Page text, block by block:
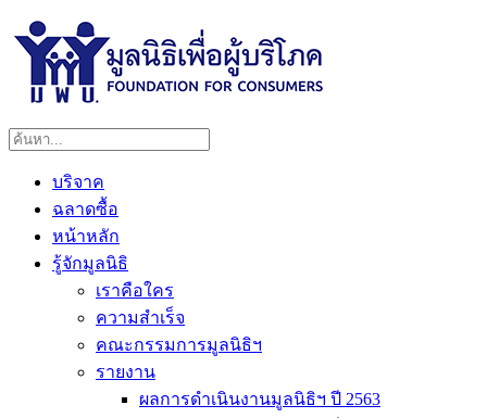
บริจาค
ฉลาดซื้อ
หน้าหลัก
รู้จักมูลนิธิ
เราคือใคร
ความสำเร็จ
คณะกรรมการมูลนิธิฯ
รายงาน
ผลการดำเนินงานมูลนิธิฯ ปี 2563